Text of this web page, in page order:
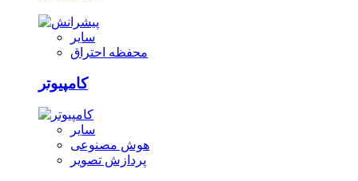
سایر
محفظه احتراق
کامپیوتر
سایر
هوش مصنوعی
پردازش تصویر